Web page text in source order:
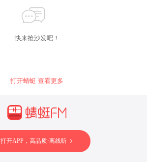
快来抢沙发吧！
打开蜻蜓 查看更多
打开APP，高品质·离线听